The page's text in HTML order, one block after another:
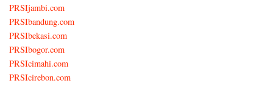
PRSIjambi.com
PRSIbandung.com
PRSIbekasi.com
PRSIbogor.com
PRSIcimahi.com
PRSIcirebon.com